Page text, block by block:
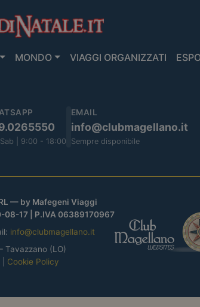
MONDO VIAGGI ORGANIZZATI
| 9:00 - 18:00
EMAIL
info@clubmagellano.it
Sempre disponibile
— by Mafegeni Viaggi
08-17 | P.IVA 06389170967
info@clubmagellano.it
Tavazzano (LO)
Cookie Policy